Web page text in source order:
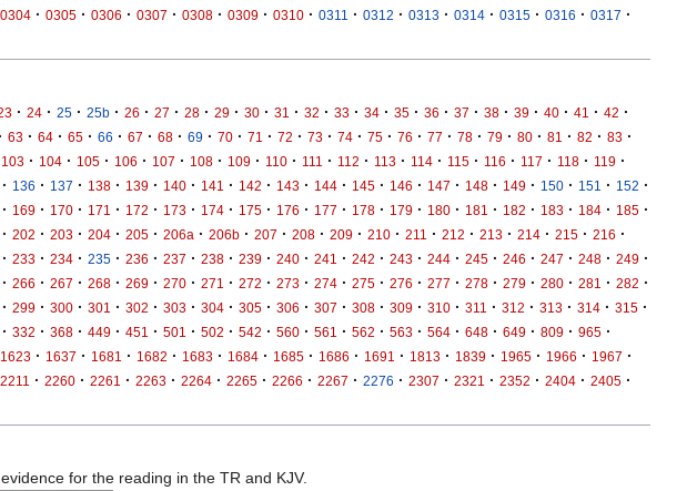
0304 · 0305 · 0306 · 0307 · 0308 · 0309 · 0310 · 0311 · 0312 · 0313 · 0314 · 0315 · 0316 · 0317 ·
· 24 · 25 · 25b · 26 · 27 · 28 · 29 · 30 · 31 · 32 · 33 · 34 · 35 · 36 · 37 · 38 · 39 · 40 · 41 · 42 ·
· 63 · 64 · 65 · 66 · 67 · 68 · 69 · 70 · 71 · 72 · 73 · 74 · 75 · 76 · 77 · 78 · 79 · 80 · 81 · 82 · 83 ·
103 · 104 · 105 · 106 · 107 · 108 · 109 · 110 · 111 · 112 · 113 · 114 · 115 · 116 · 117 · 118 · 119 ·
· 136 · 137 · 138 · 139 · 140 · 141 · 142 · 143 · 144 · 145 · 146 · 147 · 148 · 149 · 150 · 151 · 152 ·
· 169 · 170 · 171 · 172 · 173 · 174 · 175 · 176 · 177 · 178 · 179 · 180 · 181 · 182 · 183 · 184 · 185 ·
· 202 · 203 · 204 · 205 · 206a · 206b · 207 · 208 · 209 · 210 · 211 · 212 · 213 · 214 · 215 · 216 ·
· 233 · 234 · 235 · 236 · 237 · 238 · 239 · 240 · 241 · 242 · 243 · 244 · 245 · 246 · 247 · 248 · 249 ·
· 266 · 267 · 268 · 269 · 270 · 271 · 272 · 273 · 274 · 275 · 276 · 277 · 278 · 279 · 280 · 281 · 282 ·
· 299 · 300 · 301 · 302 · 303 · 304 · 305 · 306 · 307 · 308 · 309 · 310 · 311 · 312 · 313 · 314 · 315 ·
· 332 · 368 · 449 · 451 · 501 · 502 · 542 · 560 · 561 · 562 · 563 · 564 · 648 · 649 · 809 · 965 ·
1623 · 1637 · 1681 · 1682 · 1683 · 1684 · 1685 · 1686 · 1691 · 1813 · 1839 · 1965 · 1966 · 1967 ·
2211 · 2260 · 2261 · 2263 · 2264 · 2265 · 2266 · 2267 · 2276 · 2307 · 2321 · 2352 · 2404 · 2405 ·
for the reading in the TR and KJV.